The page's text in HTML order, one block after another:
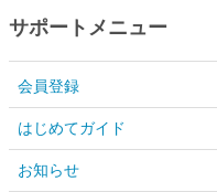
サポートメニュー
会員登録
はじめてガイド
お知らせ